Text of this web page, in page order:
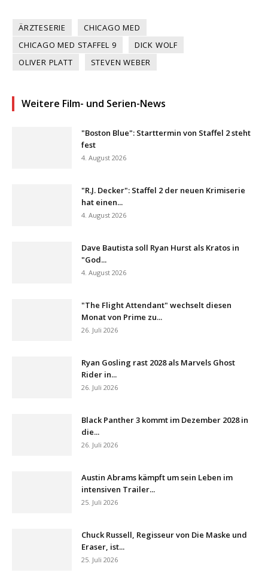
ÄRZTESERIE
CHICAGO MED
CHICAGO MED STAFFEL 9
DICK WOLF
OLIVER PLATT
STEVEN WEBER
Weitere Film- und Serien-News
"Boston Blue": Starttermin von Staffel 2 steht
fest
4. August 2026
"R.J. Decker": Staffel 2 der neuen Krimiserie
hat einen...
4. August 2026
Dave Bautista soll Ryan Hurst als Kratos in
"God...
4. August 2026
"The Flight Attendant" wechselt diesen
Monat von Prime zu...
26. Juli 2026
Ryan Gosling rast 2028 als Marvels Ghost
Rider in...
26. Juli 2026
Black Panther 3 kommt im Dezember 2028 in
die...
26. Juli 2026
Austin Abrams kämpft um sein Leben im
intensiven Trailer...
25. Juli 2026
Chuck Russell, Regisseur von Die Maske und
Eraser, ist...
25. Juli 2026